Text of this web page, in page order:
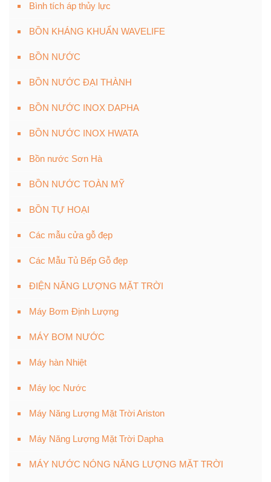
Bình tích áp thủy lực
BỒN KHÁNG KHUẨN WAVELIFE
BỒN NƯỚC
BỒN NƯỚC ĐẠI THÀNH
BỒN NƯỚC INOX DAPHA
BỒN NƯỚC INOX HWATA
Bồn nước Sơn Hà
BỒN NƯỚC TOÀN MỸ
BỒN TỰ HOẠI
Các mẫu cửa gỗ đẹp
Các Mẫu Tủ Bếp Gỗ đẹp
ĐIỆN NĂNG LƯỢNG MẶT TRỜI
Máy Bơm Định Lượng
MÁY BƠM NƯỚC
Máy hàn Nhiệt
Máy lọc Nước
Máy Năng Lượng Mặt Trời Ariston
Máy Năng Lượng Mặt Trời Dapha
MÁY NƯỚC NÓNG NĂNG LƯỢNG MẶT TRỜI